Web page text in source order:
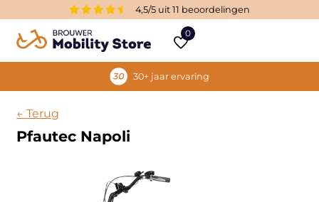
4,5/5 uit 11 beoordelingen
0
30+ jaar ervaring
← Terug
Pfautec Napoli